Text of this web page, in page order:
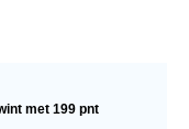
met 199 pnt